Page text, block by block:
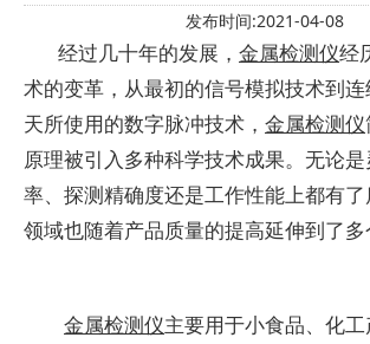
发布时间:2021-04-08
经过几十年的发展， 金属检测仪经
术的变革，从最初的信号模拟技术到
天所使用的数字脉冲技术， 金属检测仪
原理被引入多种科学技术成果。无论
率、探测精确度还是工作性能上都有
领域也随着产品质量的提高延伸到了多
金属检测仪主要用于小食品、化